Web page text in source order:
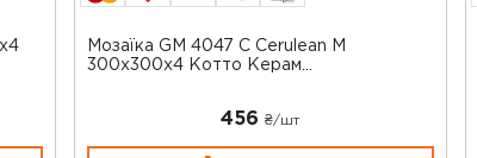
Мозаїка GM 4047 C Cerulean M
300x300x4 Котто Керам...
456 ₴/шт